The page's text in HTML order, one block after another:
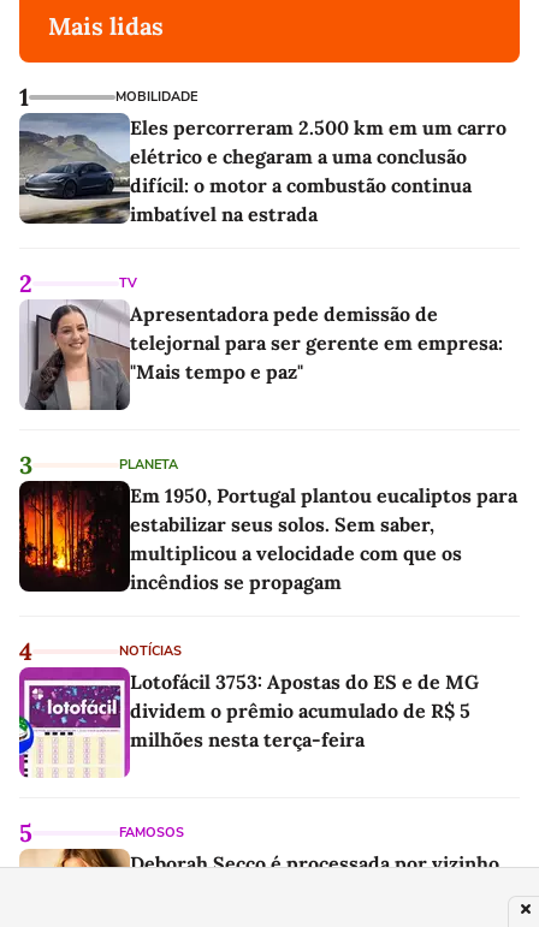
Mais lidas
1 MOBILIDADE
Eles percorreram 2.500 km em um carro
elétrico e chegaram a uma conclusão
difícil: o motor a combustão continua
imbatível na estrada
2 TV
Apresentadora pede demissão de
telejornal para ser gerente em empresa:
"Mais tempo e paz"
3 PLANETA
Em 1950, Portugal plantou eucaliptos para
estabilizar seus solos. Sem saber,
multiplicou a velocidade com que os
incêndios se propagam
4 NOTÍCIAS
Lotofácil 3753: Apostas do ES e de MG
dividem o prêmio acumulado de R$ 5
milhões nesta terça-feira
5 FAMOSOS
Deborah Secco é processada por vizinho